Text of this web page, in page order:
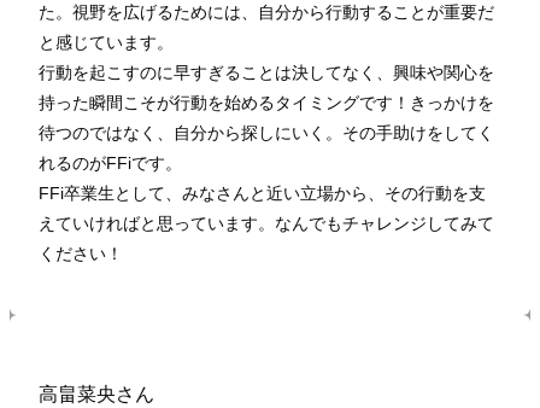
た。視野を広げるためには、自分から行動することが重要だ
と感じています。
行動を起こすのに早すぎることは決してなく、興味や関心を
持った瞬間こそが行動を始めるタイミングです！きっかけを
待つのではなく、自分から探しにいく。その手助けをしてく
れるのがFFiです。
FFi卒業生として、みなさんと近い立場から、その行動を支
えていければと思っています。なんでもチャレンジしてみて
ください！
高畠菜央さん